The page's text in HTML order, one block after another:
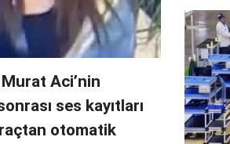
Aci’nin
ses kayıtları
otomatik